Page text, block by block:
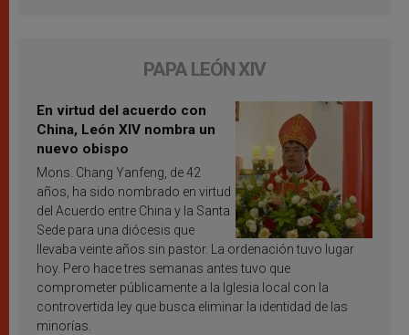
PAPA LEÓN XIV
En virtud del acuerdo con
China, León XIV nombra un
nuevo obispo
Mons. Chang Yanfeng, de 42
años, ha sido nombrado en virtud
del Acuerdo entre China y la Santa
Sede para una diócesis que
llevaba veinte años sin pastor. La ordenación tuvo lugar
hoy. Pero hace tres semanas antes tuvo que
comprometer públicamente a la Iglesia local con la
controvertida ley que busca eliminar la identidad de las
minorías.